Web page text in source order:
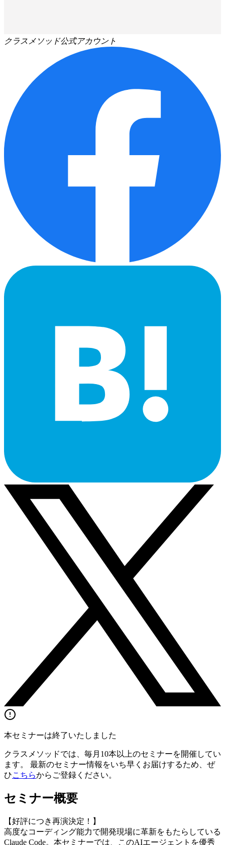
クラスメソッド公式アカウント
本セミナーは終了いたしました
クラスメソッドでは、毎月10本以上のセミナーを開催してい
ます。 最新のセミナー情報をいち早くお届けするため、ぜ
ひこちらからご登録ください。
セミナー概要
【好評につき再演決定！】
高度なコーディング能力で開発現場に革新をもたらしている
Claude Code。本セミナーでは、このAIエージェントを優秀